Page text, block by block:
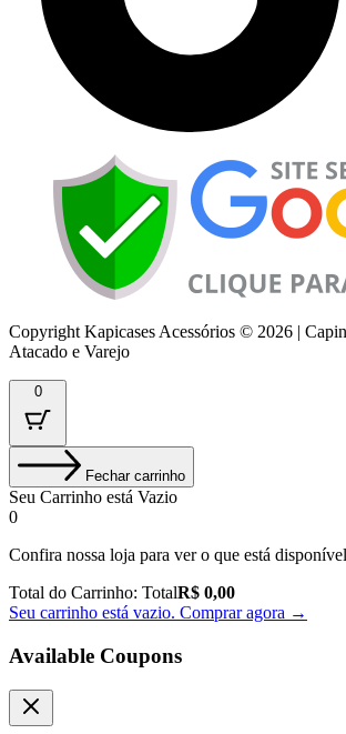
Copyright Kapicases Acessórios © 2026 |
Atacado e Varejo
0
Fechar carrinho
Seu Carrinho está Vazio
0
Confira nossa loja para ver o que está disponível
Total do Carrinho: TotalR$ 0,00
Seu carrinho está vazio. Comprar agora →
Available Coupons